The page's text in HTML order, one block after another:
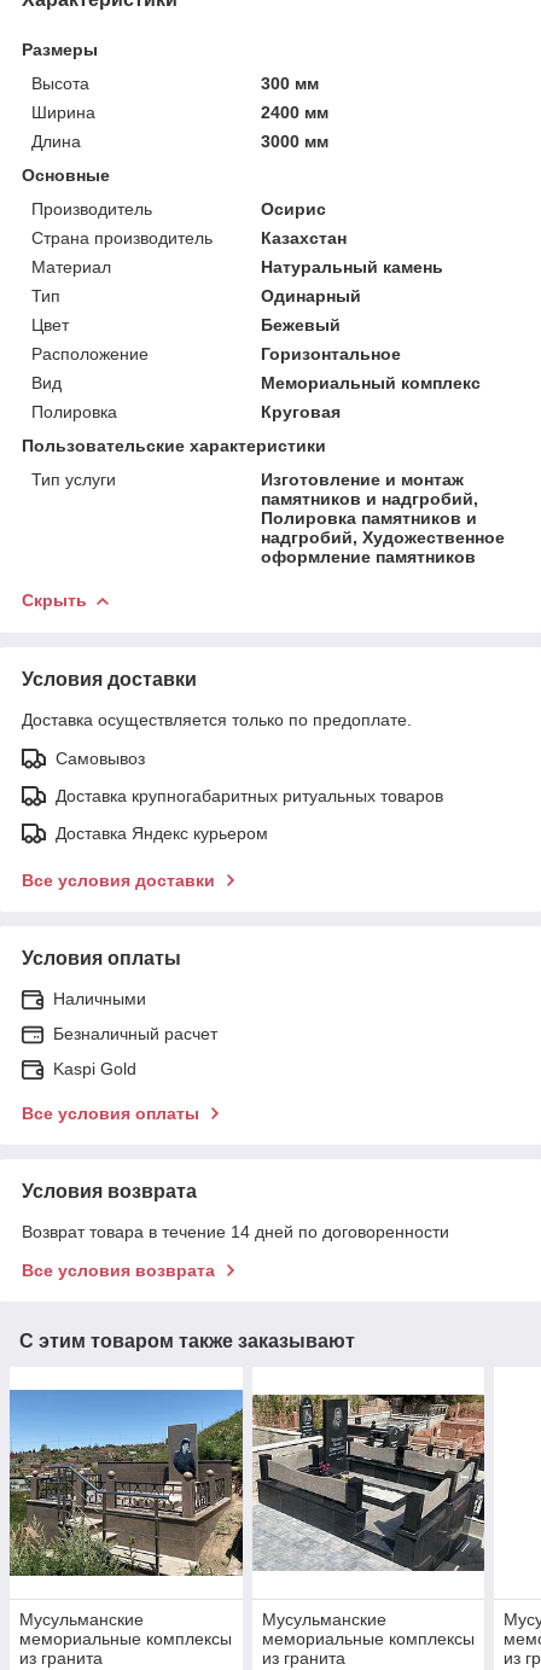
Размеры
Высота
300 мм
Ширина
2400 мм
Длина
3000 мм
Основные
Производитель
Осирис
Страна производитель
Казахстан
Материал
Натуральный камень
Тип
Одинарный
Цвет
Бежевый
Расположение
Горизонтальное
Вид
Мемориальный комплекс
Полировка
Круговая
Пользовательские характеристики
Тип услуги
Изготовление и монтаж
памятников и надгробий,
Полировка памятников и
надгробий, Художественное
оформление памятников
Скрыть
Условия доставки
Доставка осуществляется только по предоплате.
Самовывоз
Доставка крупногабаритных ритуальных товаров
Доставка Яндекс курьером
Все условия доставки
Условия оплаты
Наличными
Безналичный расчет
Kaspi Gold
Все условия оплаты
Условия возврата
Возврат товара в течение 14 дней по договоренности
Все условия возврата
С этим товаром также заказывают
Мусульманские
мемориальные комплексы
из гранита
Мусульманские
мемориальные комплексы
из гранита
из